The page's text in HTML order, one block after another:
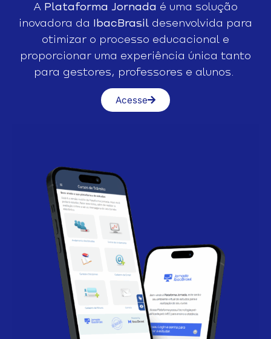
A Plataforma Jornada é uma solução
inovadora da IbacBrasil desenvolvida para
otimizar o processo educacional e
proporcionar uma experiência única tanto
para gestores, professores e alunos.
Acesse